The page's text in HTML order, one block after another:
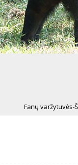
Fanų varžytuvės-